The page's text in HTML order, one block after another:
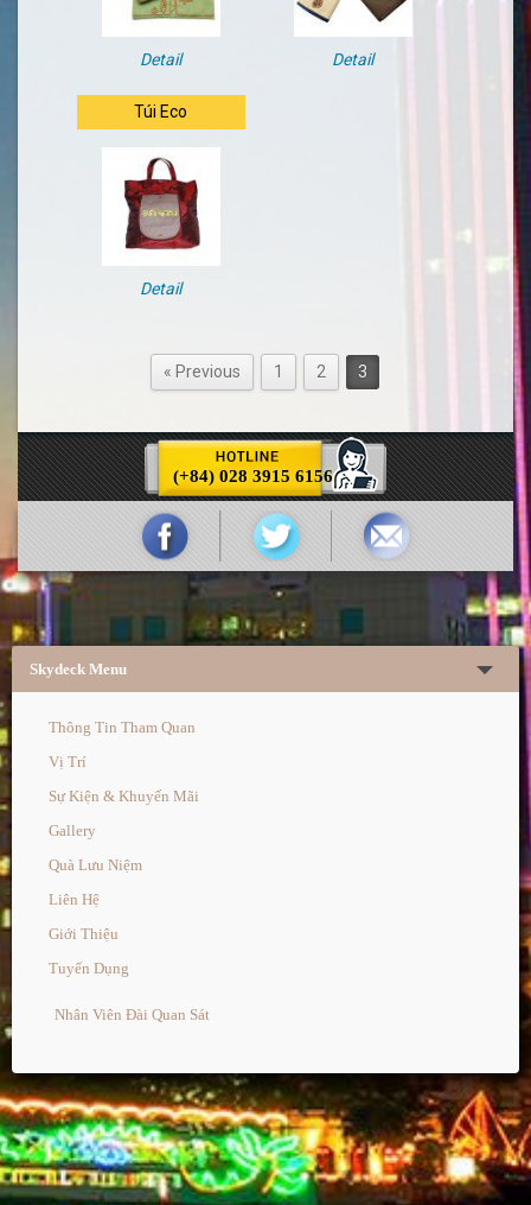
(+84) 028 3915 6156
Detail Detail
Túi Eco
Detail
« Previous 1 2 3
Skydeck Menu
Thông Tin Tham Quan
Vị Trí
Sự Kiện & Khuyến Mãi
Gallery
Quà Lưu Niệm
Liên Hệ
Giới Thiệu
Tuyển Dụng
Nhân Viên Đài Quan Sát